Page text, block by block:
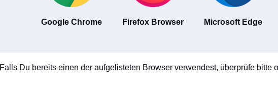
Google Chrome Firefox Browser Microsoft Edge
Falls Du bereits einen der aufgelisteten Browser verwendest, überprüfe bitte